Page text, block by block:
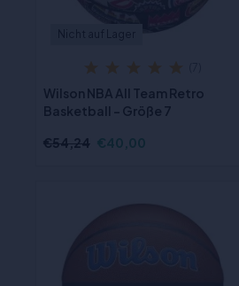
Wilson NBA All Team Retro
Basketball - Größe 7
€54,24 €40,00